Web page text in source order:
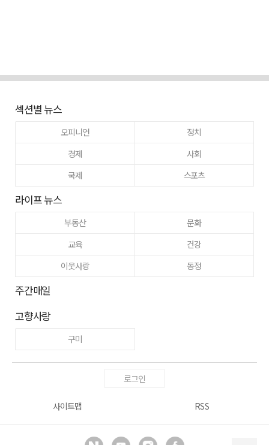
섹션별 뉴스
오피니언
정치
경제
사회
국제
스포츠
라이프 뉴스
부동산
문화
교육
건강
이웃사랑
동정
주간매일
고향사랑
구미
로그인
사이트맵 RSS